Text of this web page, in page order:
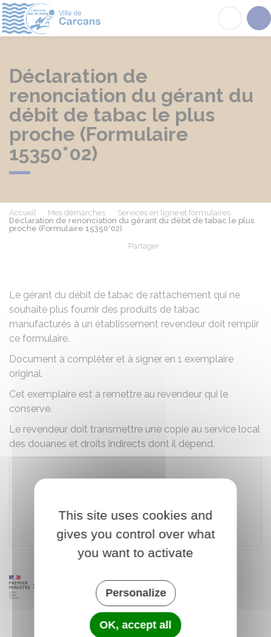
Déclaration de
renonciation du gérant du
débit de tabac le plus
proche (Formulaire
15350*02)
Accueil Mes démarches
Services en ligne et formulaires
Déclaration de renonciation du gérant du débit de tabac le plus
proche (Formulaire 15350*02)
Partager
Le gérant du débit de tabac de rattachement qui ne
souhaite plus fournir des produits de tabac
manufacturés à un établissement revendeur doit remplir
ce formulaire.
Document à compléter et à signer en 1 exemplaire
original.
Cet exemplaire est à remettre au revendeur qui le
conserve.
Le revendeur doit transmettre une copie au service local
des douanes et droits indirects dont il dépend.
Ministère chargé des finances
This site uses cookies and
gives you control over what
you want to activate
Personalize
OK, accept all